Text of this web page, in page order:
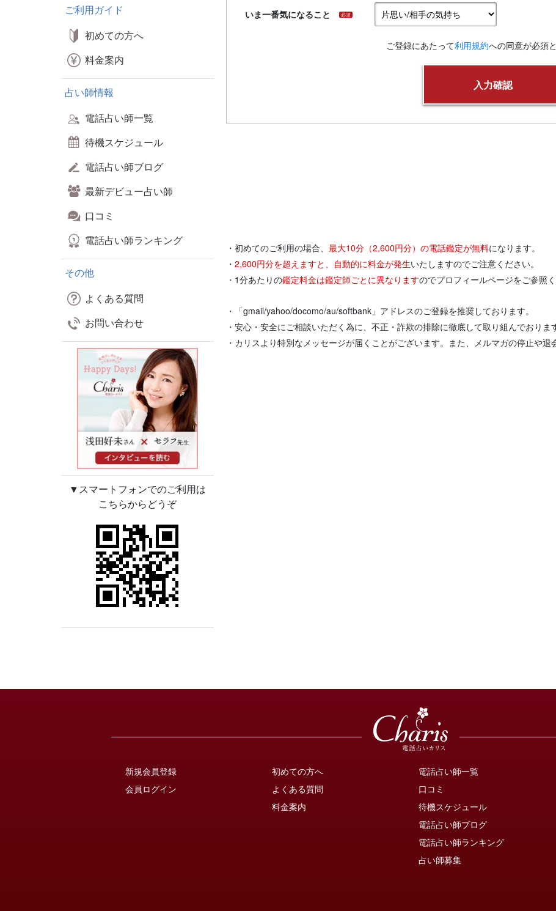
ご利用ガイド
初めての方へ
料金案内
占い師情報
電話占い師一覧
待機スケジュール
電話占い師ブログ
最新デビュー占い師
口コミ
電話占い師ランキング
その他
よくある質問
お問い合わせ
▼スマートフォンでのご利用は
こちらからどうぞ
いま一番気になること 必須
ご登録にあたって利用規約への同意が必須
・初めてのご利用の場合、 最大10分（2,600円分）の電話鑑定が無料になります。
・ 2,600円分を超えますと、自動的に料金が発生いたしますのでご注意ください。
・1分あたりの鑑定料金は鑑定師ごとに異なりますのでプロフィールページをご参照く
・「gmail/yahoo/docomo/au/softbank」アドレスのご登録を推奨しております。
・安心・安全にご相談いただく為に、不正・詐欺の排除に徹底して取り組んでおります
・カリスより特別なメッセージが届くことがございます。また、メルマガの停止や退
新規会員登録
会員ログイン
初めての方へ
よくある質問
料金案内
電話占い師一覧
口コミ
待機スケジュール
電話占い師ブログ
電話占い師ランキング
占い師募集